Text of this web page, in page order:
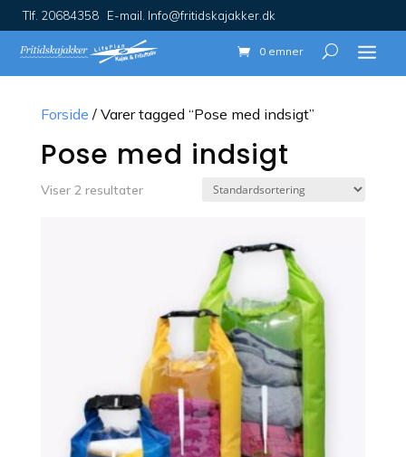
Tlf. 20684358 E-mail. Info@fritidskajakker.dk
0 emner
Forside / Varer tagged “Pose med indsigt”
Pose med indsigt
Viser 2 resultater